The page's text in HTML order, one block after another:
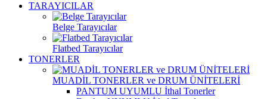
TARAYICILAR
Belge Tarayıcılar
Flatbed Tarayıcılar
TONERLER
MUADİL TONERLER ve DRUM ÜNİTELERİ
PANTUM UYUMLU İthal Tonerler